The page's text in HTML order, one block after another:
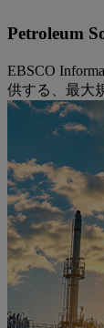
Petroleum
EBSCO
供する、最大